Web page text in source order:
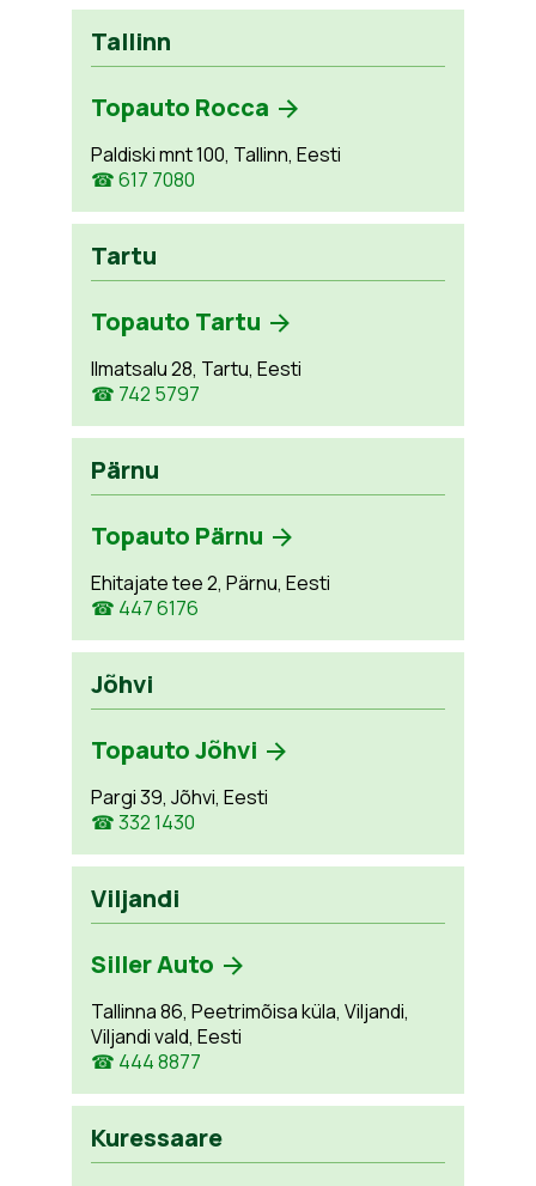
Tallinn
Topauto Rocca
Paldiski mnt 100, Tallinn, Eesti
☎ 617 7080
Tartu
Topauto Tartu
Ilmatsalu 28, Tartu, Eesti
☎ 742 5797
Pärnu
Topauto Pärnu
Ehitajate tee 2, Pärnu, Eesti
☎ 447 6176
Jõhvi
Topauto Jõhvi
Pargi 39, Jõhvi, Eesti
☎ 332 1430
Viljandi
Siller Auto
Tallinna 86, Peetrimõisa küla, Viljandi,
Viljandi vald, Eesti
☎ 444 8877
Kuressaare